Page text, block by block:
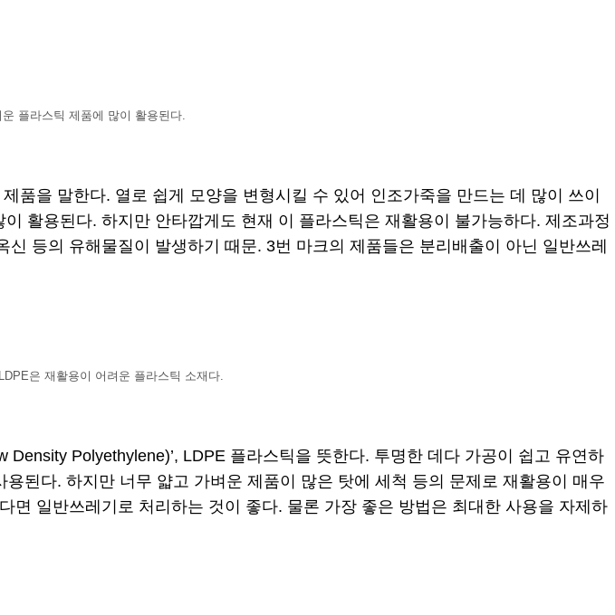
플라스틱 제품에 많이 활용된다.
품을 말한다. 열로 쉽게 모양을 변형시킬 수 있어 인조가죽을 만드는 데 많이 쓰이
활용된다. 하지만 안타깝게도 현재 이 플라스틱은 재활용이 불가능하다. 제조과정
등의 유해물질이 발생하기 때문. 3번 마크의 제품들은 분리배출이 아닌 일반쓰레
은 재활용이 어려운 플라스틱 소재다.
Density Polyethylene)’, LDPE 플라스틱을 뜻한다. 투명한 데다 가공이 쉽고 유연하
된다. 하지만 너무 얇고 가벼운 제품이 많은 탓에 세척 등의 문제로 재활용이 매우
일반쓰레기로 처리하는 것이 좋다. 물론 가장 좋은 방법은 최대한 사용을 자제하